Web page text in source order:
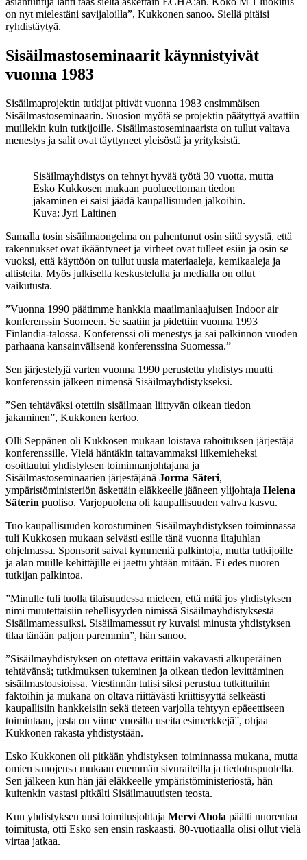
on nyt mielestäni savijaloilla”, Kukkonen sanoo. Siellä pitäisi
ryhdistäytyä.
Sisäilmastoseminaarit käynnistyivät
vuonna 1983
Sisäilmaprojektin tutkijat pitivät vuonna 1983 ensimmäisen
Sisäilmastoseminaarin. Suosion myötä se projektin päätyttyä avattiin
muillekin kuin tutkijoille. Sisäilmastoseminaarista on tullut valtava
menestys ja salit ovat täyttyneet yleisöstä ja yrityksistä.
Sisäilmayhdistys on tehnyt hyvää työtä 30 vuotta, mutta
Esko Kukkosen mukaan puolueettoman tiedon
jakaminen ei saisi jäädä kaupallisuuden jalkoihin.
Kuva: Jyri Laitinen
Samalla tosin sisäilmaongelma on pahentunut osin siitä syystä, että
rakennukset ovat ikääntyneet ja virheet ovat tulleet esiin ja osin se
vuoksi, että käyttöön on tullut uusia materiaaleja, kemikaaleja ja
altisteita. Myös julkisella keskustelulla ja medialla on ollut
vaikutusta.
”Vuonna 1990 päätimme hankkia maailmanlaajuisen Indoor air
konferenssin Suomeen. Se saatiin ja pidettiin vuonna 1993
Finlandia-talossa. Konferenssi oli menestys ja sai palkinnon vuoden
parhaana kansainvälisenä konferenssina Suomessa.”
Sen järjestelyjä varten vuonna 1990 perustettu yhdistys muutti
konferenssin jälkeen nimensä Sisäilmayhdistykseksi.
”Sen tehtäväksi otettiin sisäilmaan liittyvän oikean tiedon
jakaminen”, Kukkonen kertoo.
Olli Seppänen oli Kukkosen mukaan loistava rahoituksen järjestäjä
konferenssille. Vielä häntäkin taitavammaksi liikemieheksi
osoittautui yhdistyksen toiminnanjohtajana ja
Sisäilmastoseminaarien järjestäjänä Jorma Säteri,
ympäristöministeriön äskettäin eläkkeelle jääneen ylijohtaja Helena
Säterin puoliso. Varjopuolena oli kaupallisuuden vahva kasvu.
Tuo kaupallisuuden korostuminen Sisäilmayhdistyksen toiminnassa
tuli Kukkosen mukaan selvästi esille tänä vuonna iltajuhlan
ohjelmassa. Sponsorit saivat kymmeniä palkintoja, mutta tutkijoille
ja alan muille kehittäjille ei jaettu yhtään mitään. Ei edes nuoren
tutkijan palkintoa.
”Minulle tuli tuolla tilaisuudessa mieleen, että mitä jos yhdistyksen
nimi muutettaisiin rehellisyyden nimissä Sisäilmayhdistyksestä
Sisäilmamessuiksi. Sisäilmamessut ry kuvaisi minusta yhdistyksen
tilaa tänään paljon paremmin”, hän sanoo.
”Sisäilmayhdistyksen on otettava erittäin vakavasti alkuperäinen
tehtävänsä; tutkimuksen tukeminen ja oikean tiedon levittäminen
sisäilmastoasioissa. Viestinnän tulisi siksi perustua tutkittuihin
faktoihin ja mukana on oltava riittävästi kriittisyyttä selkeästi
kaupallisiin hankkeisiin sekä tieteen varjolla tehtyyn epäeettiseen
toimintaan, josta on viime vuosilta useita esimerkkejä”, ohjaa
Kukkonen rakasta yhdistystään.
Esko Kukkonen oli pitkään yhdistyksen toiminnassa mukana, mutta
omien sanojensa mukaan enemmän sivuraiteilla ja tiedotuspuolella.
Sen jälkeen kun hän jäi eläkkeelle ympäristöministeriöstä, hän
kuitenkin vastasi pitkälti Sisäilmauutisten teosta.
Kun yhdistyksen uusi toimitusjohtaja Mervi Ahola päätti nuorentaa
toimitusta, otti Esko sen ensin raskaasti. 80-vuotiaalla olisi ollut vielä
virtaa jatkaa.